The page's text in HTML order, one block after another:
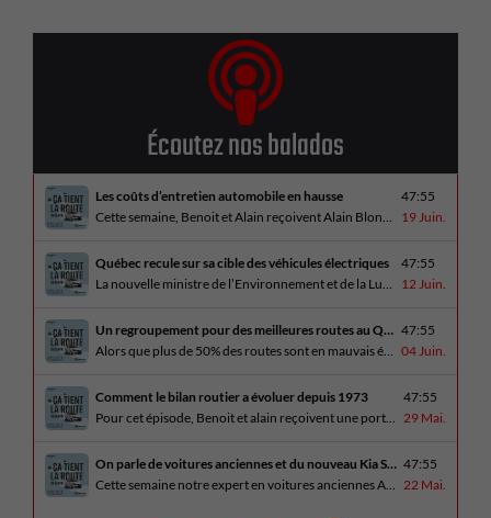
Écoutez nos balados
Les coûts d’entretien automobile en hausse
47:55
19 Juin.
Québec recule sur sa cible des véhicules électriques
47:55
12 Juin.
Un regroupement pour des meilleures routes au Québec 47:55
04 Juin.
Comment le bilan routier a évoluer depuis 1973
47:55
29 Mai.
On parle de voitures anciennes et du nouveau Kia Seltos 2027 47:55
22 Mai.